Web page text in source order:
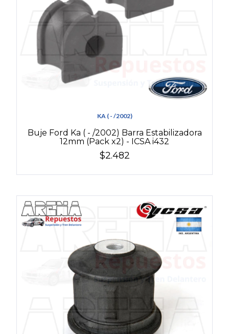
KA ( - /2002)
Buje Ford Ka ( - /2002) Barra Estabilizadora
12mm (Pack x2) - ICSA i432
$2.482